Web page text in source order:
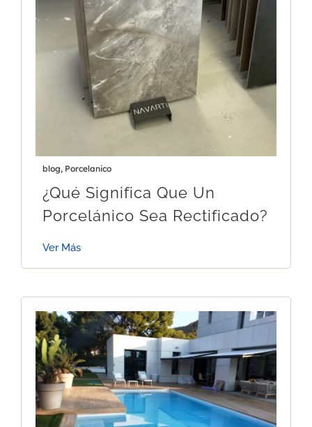
blog, Porcelanico
¿Qué Significa Que Un
Porcelánico Sea Rectificado?
Ver Más